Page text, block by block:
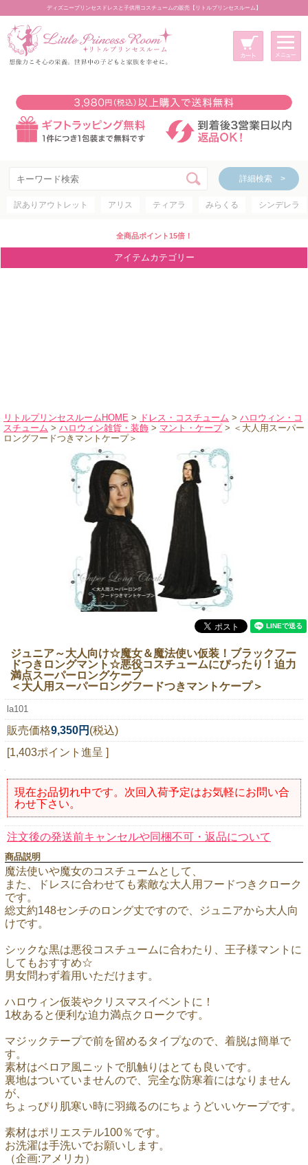
ディズニープリンセスドレスと子供用コスチュームの販売【リトルプリンセスルーム】
詳細検索 >
訳ありアウトレット アリス ティアラ みらくる シンデレラ
全商品ポイント15倍！
アイテムカテゴリー
リトルプリンセスルームHOME > ドレス・コスチューム > ハロウィン・コ
スチューム > ハロウィン雑貨・装飾 > マント・ケープ> ＜大人用スーパー
ロングフードつきマントケープ＞
ジュニア～大人向け☆魔女＆魔法使い仮装！ブラックフー
ドつきロングマント☆悪役コスチュームにぴったり！迫力
満点スーパーロングケープ
＜大人用スーパーロングフードつきマントケープ＞
la101
販売価格9,350円 (税込)
[1,403ポイント進呈 ]
現在お品切れ中です。次回入荷予定はお気軽にお問い合
わせ下さい。
注文後の発送前キャンセルや同梱不可・返品について
商品説明
魔法使いや魔女のコスチュームとして、
また、ドレスに合わせても素敵な大人用フードつきクローク
です。
総丈約148センチのロング丈ですので、ジュニアから大人向
けです。
シックな黒は悪役コスチュームに合わたり、王子様マントに
してもおすすめ☆
男女問わず着用いただけます。
ハロウィン仮装やクリスマスイベントに！
1枚あると便利な迫力満点クロークです。
マジックテープで前を留めるタイプなので、着脱は簡単で
す。
素材はベロア風ニットで肌触りはとても良いです。
裏地はついていませんので、完全な防寒着にはなりません
が、
ちょっぴり肌寒い時に羽織るのにちょうどいいケープです。
素材はポリエステル100％です。
お洗濯は手洗いでお願いします。
（企画:アメリカ）
新規会員登録
マイページ
カート
詳細検索 >
アイテムカテゴリー
ディズニープリンセス
ディズニキャラクター
アウトレット
ショッピングインフォメーション
会社概要
お支払・送料
返品・交換
サイズの測り方
よくあるご質問
レビューを見る
ブログ
ニュースレター購読
マイページログイン
お問い合わせ
当店は持続可能な開発目標「SDGs」を推進しています。
電話受付時間：月～金10:00~16:00 ※祝日除く